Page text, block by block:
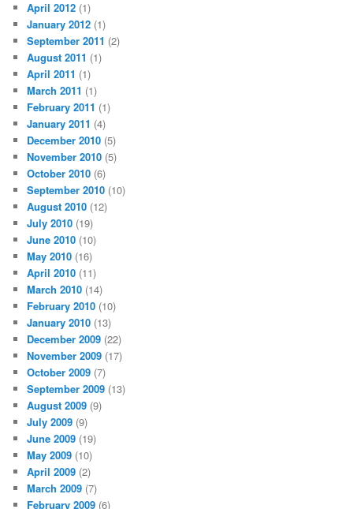
April 2012 (1)
January 2012 (1)
September 2011 (2)
August 2011 (1)
April 2011 (1)
March 2011 (1)
February 2011 (1)
January 2011 (4)
December 2010 (5)
November 2010 (5)
October 2010 (6)
September 2010 (10)
August 2010 (12)
July 2010 (19)
June 2010 (10)
May 2010 (16)
April 2010 (11)
March 2010 (14)
February 2010 (10)
January 2010 (13)
December 2009 (22)
November 2009 (17)
October 2009 (7)
September 2009 (13)
August 2009 (9)
July 2009 (9)
June 2009 (19)
May 2009 (10)
April 2009 (2)
March 2009 (7)
February 2009 (6)